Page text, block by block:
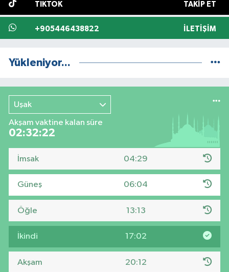
TIKTOK TAKIP ET
+905446438822 İLETIŞIM
Yükleniyor...
Uşak
Akşam vaktine kalan süre
02:32:21
İmsak 04:29
Güneş 06:04
Öğle 13:13
İkindi 17:02
Akşam 20:12